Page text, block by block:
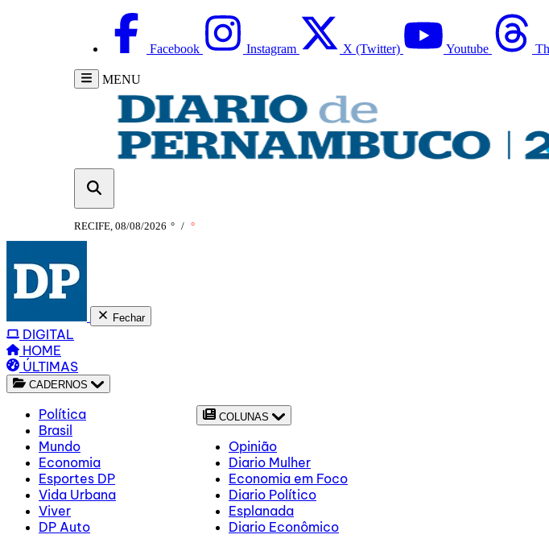
Facebook Instagram X (Twitter) Youtube
MENU
RECIFE, 08/08/2026 ° / °
Fechar
DIGITAL
HOME
ÚLTIMAS
CADERNOS
Política
Brasil
Mundo
Economia
Esportes DP
Vida Urbana
Viver
DP Auto
COLUNAS
Opinião
Diario Mulher
Economia em Foco
Diario Político
Esplanada
Diario Econômico